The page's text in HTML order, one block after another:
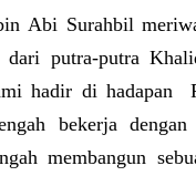
Abi Surahbil
dari putra-putra
hadir di hadapan
bekerja
membangun